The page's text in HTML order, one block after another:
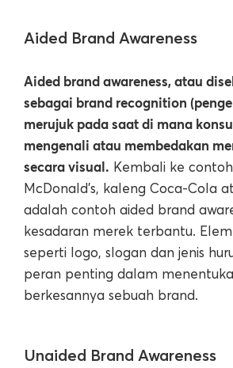
Aided Brand Awareness
Aided brand awareness, atau
sebagai brand recognition
merujuk pada saat di mana
mengenali atau membedakan
secara visual. Kembali ke
McDonald’s, kaleng Coca-Cola
adalah contoh aided brand
kesadaran merek terbantu.
seperti logo, slogan dan jenis
peran penting dalam
berkesannya sebuah brand.
Unaided Brand Awareness